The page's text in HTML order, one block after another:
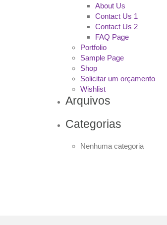
About Us
Contact Us 1
Contact Us 2
FAQ Page
Portfolio
Sample Page
Shop
Solicitar um orçamento
Wishlist
Arquivos
Categorias
Nenhuma categoria